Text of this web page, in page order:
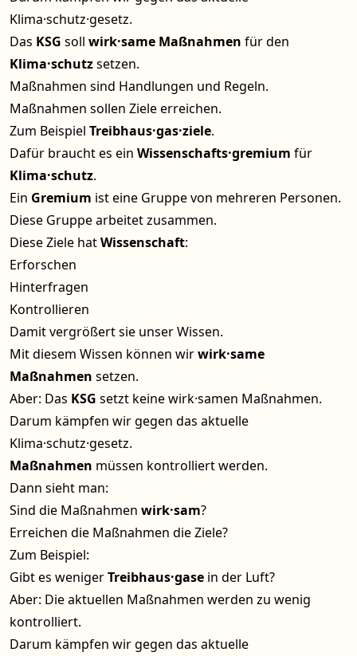
Klima·schutz·gesetz.
Das KSG soll wirk·same Maßnahmen für den
Klima·schutzsetzen.
Maßnahmen sind Handlungen und Regeln.
Maßnahmen sollen Ziele erreichen.
Zum Beispiel Treibhaus·gas·ziele.
Dafür braucht es ein Wissenschafts·gremium für
Klima·schutz.
Ein Gremium ist eine Gruppe von mehreren Personen.
Diese Gruppe arbeitet zusammen.
Diese Ziele hatWissenschaft:
Erforschen
Hinterfragen
Kontrollieren
Damit vergrößert sie unser Wissen.
Mit diesem Wissen können wirwirk·same
Maßnahmen setzen.
Aber: Das KSG setzt keine wirk·samen Maßnahmen.
Darum kämpfen wir gegen das aktuelle
Klima·schutz·gesetz.
Maßnahmen müssen kontrolliert werden.
Dann sieht man:
Sind die Maßnahmen wirk·sam?
Erreichen die Maßnahmen die Ziele?
Zum Beispiel:
Gibt es wenigerTreibhaus·gasein der Luft?
Aber: Die aktuellen Maßnahmen werden zu wenig
kontrolliert.
Darum kämpfen wir gegen das aktuelle